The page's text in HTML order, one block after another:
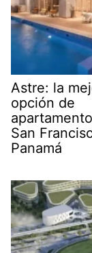
Astre: la
opción de
San
Panamá